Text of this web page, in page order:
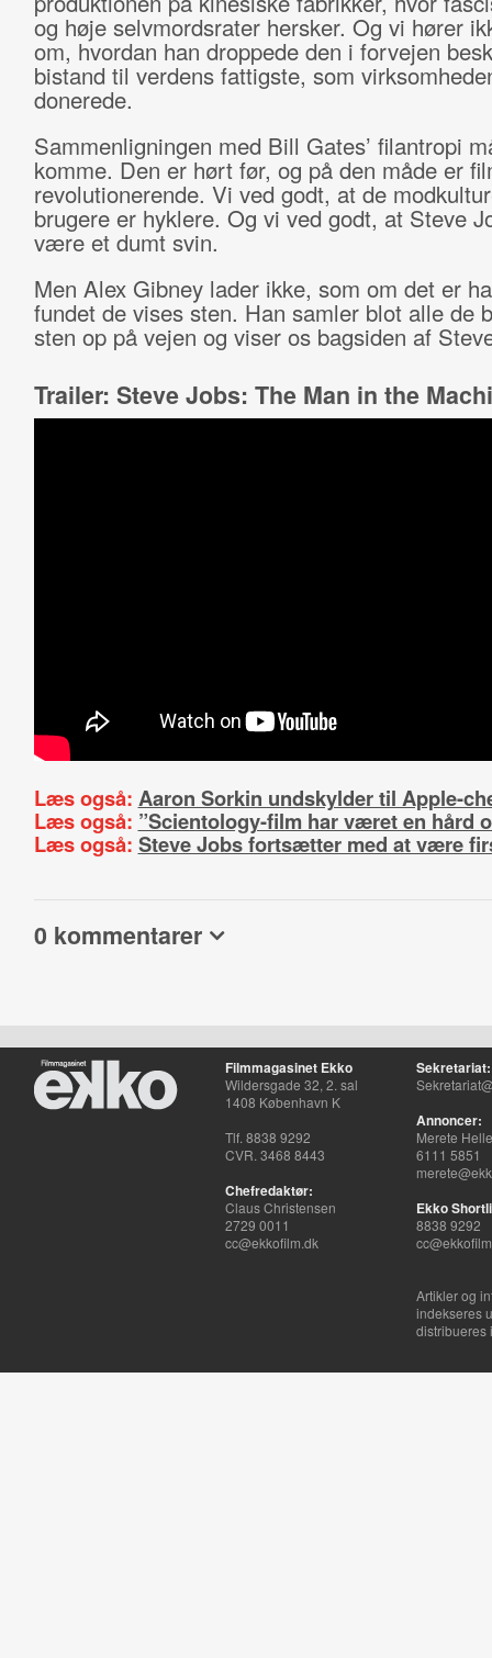
og høje selvmordsrater hersker. Og vi hører
om, hvordan han droppede den i forvejen
bistand til verdens fattigste, som
donerede.
Sammenligningen med Bill Gates’ filantropi
komme. Den er hørt før, og på den måde er
revolutionerende. Vi ved godt, at de
brugere er hyklere. Og vi ved godt, at Steve
være et dumt svin.
Men Alex Gibney lader ikke, som om det er
fundet de vises sten. Han samler blot alle de
sten op på vejen og viser os bagsiden af
Trailer: Steve Jobs: The Man in the
Læs også: Aaron Sorkin undskylder til Apple-
Læs også: ”Scientology-film har været en hård
Læs også: Steve Jobs fortsætter med at være
0 kommentarer
Filmmagasinet Ekko
Wildersgade 32, 2. sal
1408 København K
Tlf. 8838 9292
CVR. 3468 8443
Chefredaktør:
Claus Christensen
2729 0011
cc@ekkofilm.dk
Sekretariat:
Annoncer:
Merete
6111 5851
Ekko
8838 9292
Artikler og
indekseres
distribueres